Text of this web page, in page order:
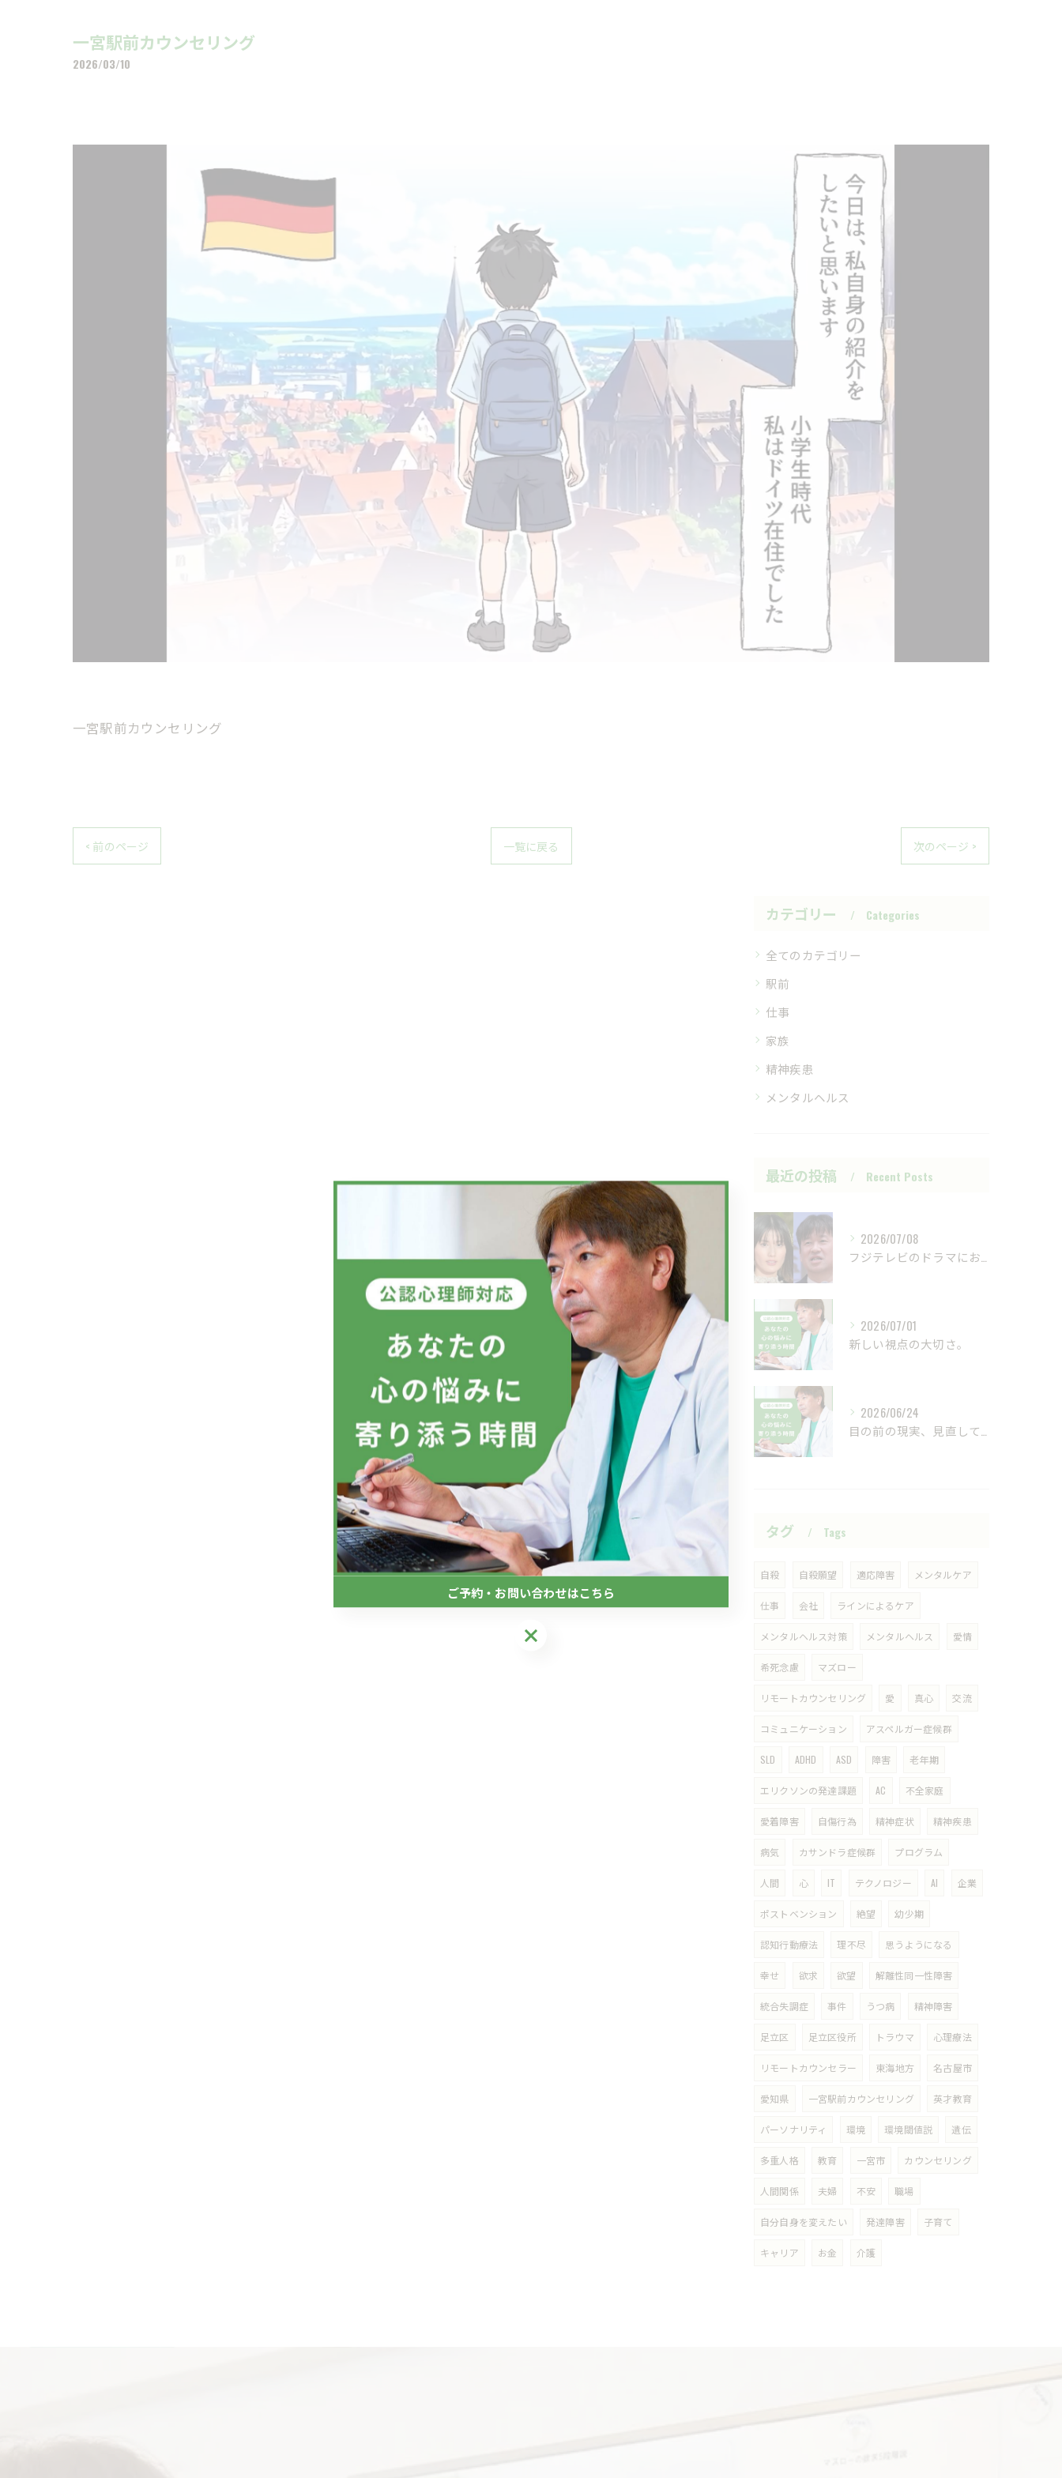
一宮駅前カウンセリング
2026/03/10
一宮駅前カウンセリング
< 前のページ 一覧に戻る 次のページ >
カテゴリー Categories
全てのカテゴリー
駅前
仕事
家族
精神疾患
メンタルヘルス
最近の投稿 Recent Posts
2026/07/08
2026/07/01
新しい視点の大切さ。
2026/06/24
タグ Tags
自殺 自殺願望 適応障害 メンタルケア
仕事 会社 ラインによるケア
メンタルヘルス対策 メンタルヘルス 愛情
希死念慮 マズロー
リモートカウンセリング 愛 真心 交流
コミュニケーション アスペルガー症候群
SLD ADHD ASD 障害 老年期
エリクソンの発達課題 AC 不全家庭
愛着障害 自傷行為 精神症状 精神疾患
病気 カサンドラ症候群 プログラム
人間 心 IT テクノロジー AI 企業
ポストベンション 絶望 幼少期
認知行動療法 理不尽 思うようになる
幸せ 欲求 欲望 解離性同一性障害
統合失調症 事件 うつ病 精神障害
足立区 足立区役所 トラウマ 心理療法
リモートカウンセラー 東海地方 名古屋市
愛知県 一宮駅前カウンセリング 英才教育
パーソナリティ 環境 環境閾値説 遺伝
多重人格 教育 一宮市 カウンセリング
人間関係 夫婦 不安 職場
自分自身を変えたい 発達障害 子育て
キャリア お金 介護
ご予約・お問い合わせはこちら
ご予約・お問い合わせはこちら